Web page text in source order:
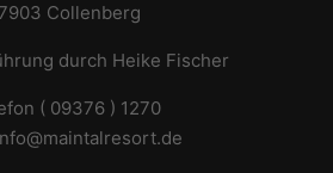
Collenberg
durch Heike Fischer
( 09376 ) 1270